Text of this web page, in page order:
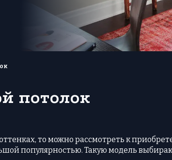
потолок
то можно рассмотреть к
популярностью. Такую модель